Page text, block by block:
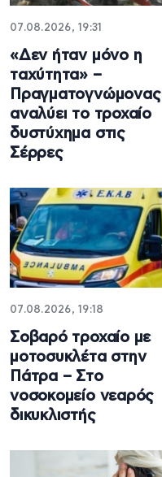
07.08.2026, 19:31
«Δεν ήταν μόνο η
ταχύτητα» –
Πραγματογνώμονας
αναλύει το τροχαίο
δυστύχημα στις
Σέρρες
07.08.2026, 19:18
Σοβαρό τροχαίο με
μοτοσυκλέτα στην
Πάτρα – Στο
νοσοκομείο νεαρός
δικυκλιστής